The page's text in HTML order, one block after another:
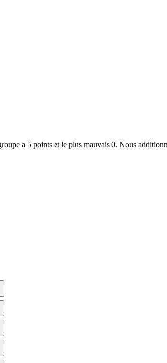
a 5 points et le plus mauvais 0. Nous